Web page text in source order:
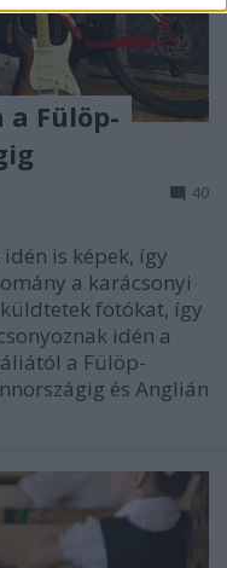
Fülöp-
40
is képek, így
a karácsonyi
fotókat, így
idén a
a Fülöp-
és Anglián